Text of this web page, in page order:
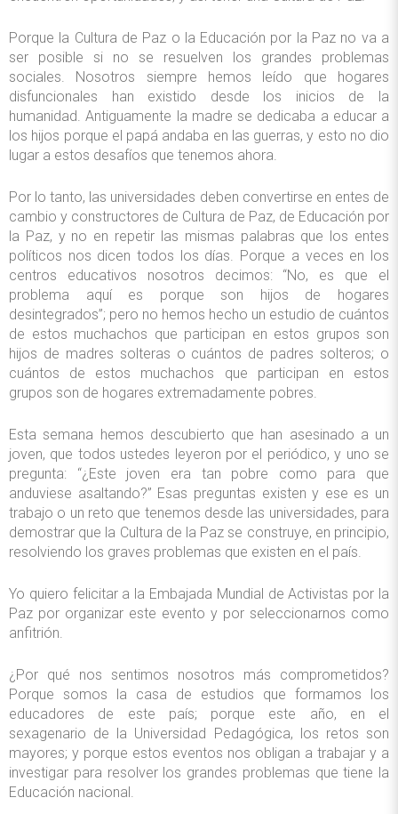
Porque la Cultura de Paz o la Educación por la Paz no va a
ser posible si no se resuelven los grandes problemas
sociales. Nosotros siempre hemos leído que hogares
disfuncionales han existido desde los inicios de la
humanidad. Antiguamente la madre se dedicaba a educar a
los hijos porque el papá andaba en las guerras, y esto no dio
lugar a estos desafíos que tenemos ahora.
Por lo tanto, las universidades deben convertirse en entes de
cambio y constructores de Cultura de Paz, de Educación por
la Paz, y no en repetir las mismas palabras que los entes
políticos nos dicen todos los días. Porque a veces en los
centros educativos nosotros decimos: “No, es que el
problema aquí es porque son hijos de hogares
desintegrados”; pero no hemos hecho un estudio de cuántos
de estos muchachos que participan en estos grupos son
hijos de madres solteras o cuántos de padres solteros; o
cuántos de estos muchachos que participan en estos
grupos son de hogares extremadamente pobres.
Esta semana hemos descubierto que han asesinado a un
joven, que todos ustedes leyeron por el periódico, y uno se
pregunta: “¿Este joven era tan pobre como para que
anduviese asaltando?” Esas preguntas existen y ese es un
trabajo o un reto que tenemos desde las universidades, para
demostrar que la Cultura de la Paz se construye, en principio,
resolviendo los graves problemas que existen en el país.
Yo quiero felicitar a la Embajada Mundial de Activistas por la
Paz por organizar este evento y por seleccionarnos como
anfitrión.
¿Por qué nos sentimos nosotros más comprometidos?
Porque somos la casa de estudios que formamos los
educadores de este país; porque este año, en el
sexagenario de la Universidad Pedagógica, los retos son
mayores; y porque estos eventos nos obligan a trabajar y a
investigar para resolver los grandes problemas que tiene la
Educación nacional.